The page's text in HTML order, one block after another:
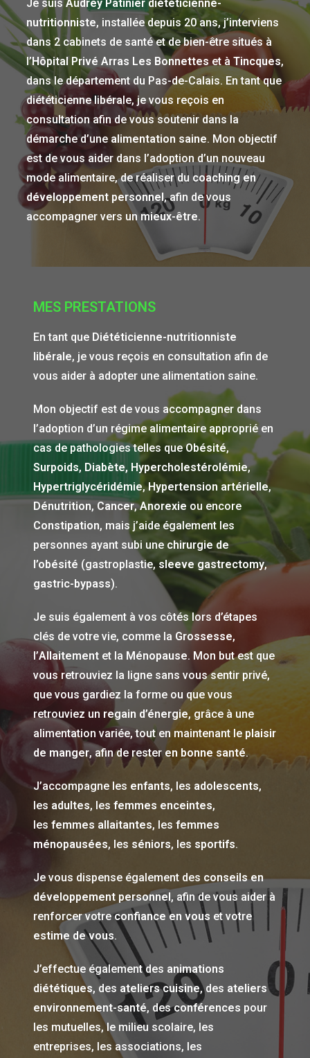
Je suisAudrey Patinier diététicienne-
nutritionniste, installée depuis 20 ans, j’interviens
dans 2 cabinets de santé et de bien-être situés à
l’Hôpital Privé Arras Les Bonnettes et à Tincques,
dans le département du Pas-de-Calais. En tant que
diététicienne libérale, je vous reçois en
consultation afin de vous soutenir dans la
démarche d’une alimentation saine. Mon objectif
est de vous aider dans l’adoption d’un nouveau
mode alimentaire, de réaliser du coaching en
développement personnel, afin de vous
accompagner vers un mieux-être.
MES PRESTATIONS
En tant que Diététicienne-nutritionniste
libérale, je vous reçois en consultation afin de
vous aider à adopter une alimentation saine.
Mon objectif est de vous accompagner dans
l’adoption d’un régime alimentaire approprié en
cas de pathologies telles queObésité,
Surpoids, Diabète, Hypercholestérolémie,
Hypertriglycéridémie,Hypertension artérielle,
Dénutrition, Cancer,Anorexie ou encore
Constipation, mais j’aide également les
personnes ayant subi une chirurgie de
l’obésité (gastroplastie, sleeve gastrectomy,
gastric-bypass).
Je suis également à vos côtés lors d’étapes
clés de votre vie, comme la Grossesse,
l’Allaitement et la Ménopause. Mon but est que
vous retrouviez la ligne sans vous sentir privé,
que vous gardiez la forme ou que vous
retrouviez un regain d’énergie, grâce à une
alimentation variée, tout en maintenant le plaisir
de manger, afin de rester en bonne santé.
J’accompagne les enfants, les adolescents,
les adultes, les femmes enceintes,
les femmes allaitantes, les femmes
ménopausées, les séniors, les sportifs.
Je vous dispense également des conseils en
développement personnel , afin de vous aider à
renforcer votreconfiance en vous et votre
estime de vous.
J’effectue également des animations
diététiques, des ateliers cuisine, des ateliers
environnement-santé, desconférences pour
les mutuelles, le milieu scolaire, les
entreprises, les associations, les